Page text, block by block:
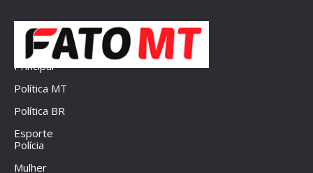
Principal
Política MT
Política BR
Esporte
Polícia
Mulher